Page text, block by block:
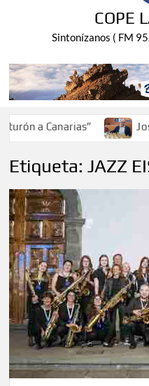
COPE
Sintonízanos ( FM
a Canarias” José
Etiqueta:JAZZ